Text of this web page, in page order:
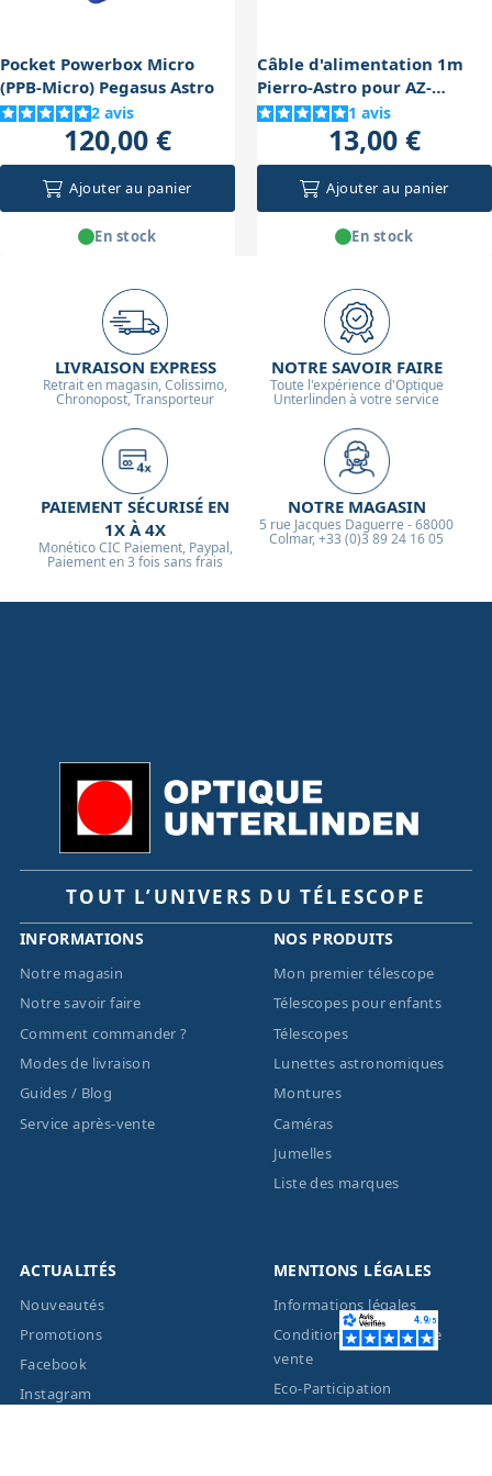
Pocket Powerbox Micro
(PPB-Micro) Pegasus Astro
2 avis
120,00 €
Ajouter au panier
En stock
Câble d'alimentation 1m
Pierro-Astro pour AZ-
EQ5/6/EQ6-R (5.5/2.1mm)
1 avis
13,00 €
Ajouter au panier
En stock
LIVRAISON EXPRESS
Retrait en magasin, Colissimo,
Chronopost, Transporteur
NOTRE SAVOIR FAIRE
Toute l'expérience d'Optique
Unterlinden à votre service
PAIEMENT SÉCURISÉ EN
1X À 4X
Monético CIC Paiement, Paypal,
Paiement en 3 fois sans frais
NOTRE MAGASIN
5 rue Jacques Daguerre - 68000
Colmar, +33 (0)3 89 24 16 05
TOUT L’UNIVERS DU TÉLESCOPE
INFORMATIONS
Notre magasin
Notre savoir faire
Comment commander ?
Modes de livraison
Guides / Blog
Service après-vente
NOS PRODUITS
Mon premier télescope
Télescopes pour enfants
Télescopes
Lunettes astronomiques
Montures
Caméras
Jumelles
Liste des marques
ACTUALITÉS
Nouveautés
Promotions
Facebook
Instagram
MENTIONS LÉGALES
Informations légales
Conditions générales de
vente
Eco-Participation